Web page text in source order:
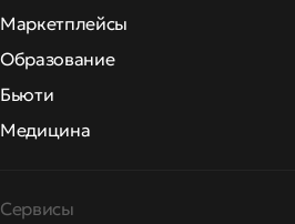
Маркетплейсы
Образование
Бьюти
Медицина
Сервисы